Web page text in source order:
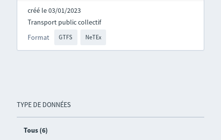
TYPE DE DONNÉES
Tous (6)
créé le 03/01/2023
Format GTFS NeTEx
Transport public collectif